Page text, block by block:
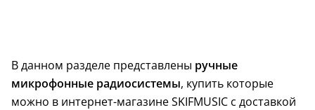
В данном разделе представлены ручные
микрофонные радиосистемы, купить которые
можно в интернет-магазине SKIFMUSIC с доставкой